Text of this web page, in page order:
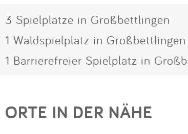
3 Spielplätze in Großbettlingen
1 Waldspielplatz in Großbettlingen
1 Barrierefreier Spielplatz in
ORTE IN DER NÄHE